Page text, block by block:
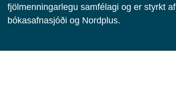
fjölmenningarlegu samfélagi og er styrkt af
bókasafnasjóði og Nordplus.